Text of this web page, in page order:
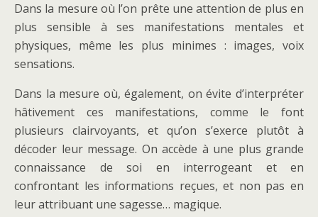
Dans la mesure où l’on prête une attention de plus en
plus sensible à ses manifestations mentales et
physiques, même les plus minimes : images, voix
sensations.
Dans la mesure où, également, on évite d’interpréter
hâtivement ces manifestations, comme le font
plusieurs clairvoyants, et qu’on s’exerce plutôt à
décoder leur message. On accède à une plus grande
connaissance de soi en interrogeant et en
confrontant les informations reçues, et non pas en
leur attribuant une sagesse… magique.